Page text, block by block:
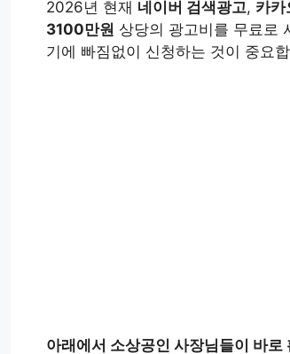
2026년 현재 네이버 검색광고, 카카
3100만원 상당의 광고비를 무료로
기에 빠짐없이 신청하는 것이 중요
아래에서 소상공인 사장님들이 바